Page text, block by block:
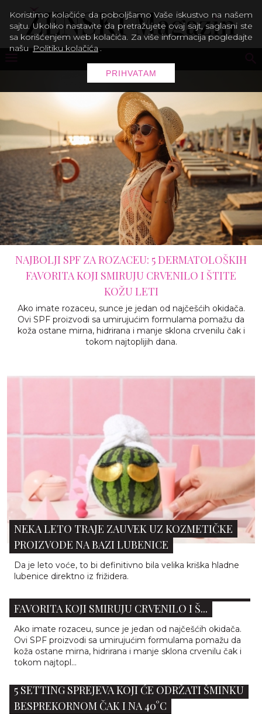
NAJBOLJI SPF ZA ROZACEU: 5 DERMATOLOŠKIH
FAVORITA KOJI SMIRUJU CRVENILO I ŠTITE
KOŽU LETI
Ako imate rozaceu, sunce je jedan od najčešćih okidača.
Ovi SPF proizvodi sa umirujućim formulama pomažu da
koža ostane mirna, hidrirana i manje sklona crvenilu čak i
tokom najtoplijih dana.
NEKA LETO TRAJE ZAUVEK UZ KOZMETIČKE
PROIZVODE NA BAZI LUBENICE
Da je leto voće, to bi definitivno bila velika kriška hladne
lubenice direktno iz frižidera.
FAVORITA KOJI SMIRUJU CRVENILO I Š...
Ako imate rozaceu, sunce je jedan od najčešćih okidača.
Ovi SPF proizvodi sa umirujućim formulama pomažu da
koža ostane mirna, hidrirana i manje sklona crvenilu čak i
tokom najtopl...
5 SETTING SPREJEVA KOJI ĆE ODRŽATI ŠMINKU
BESPREKORNOM ČAK I NA 40°C
Koristimo kolačiće da poboljšamo Vaše iskustvo na našem
sajtu. Ukoliko nastavite da pretražujete ovaj sajt, saglasni ste
sa korišćenjem web kolačića. Za više informacija pogledajte
našu Politiku kolačića .
PRIHVATAM